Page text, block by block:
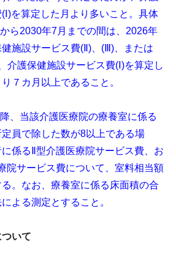
を算定した月より多いこと。具体
ら2030年7月までの間は、2026年
施設サービス費(Ⅱ)、(Ⅲ)、または
介護保健施設サービス費(Ⅰ)を算定し
７カ月以上であること。
、当該介護医療院の療養室に係る
員で除した数が8以上である場
係るⅡ型介護医療院サービス費、お
院サービス費について、室料相当額
。なお、療養室に係る床面積の合
よる測定とすること。
いて